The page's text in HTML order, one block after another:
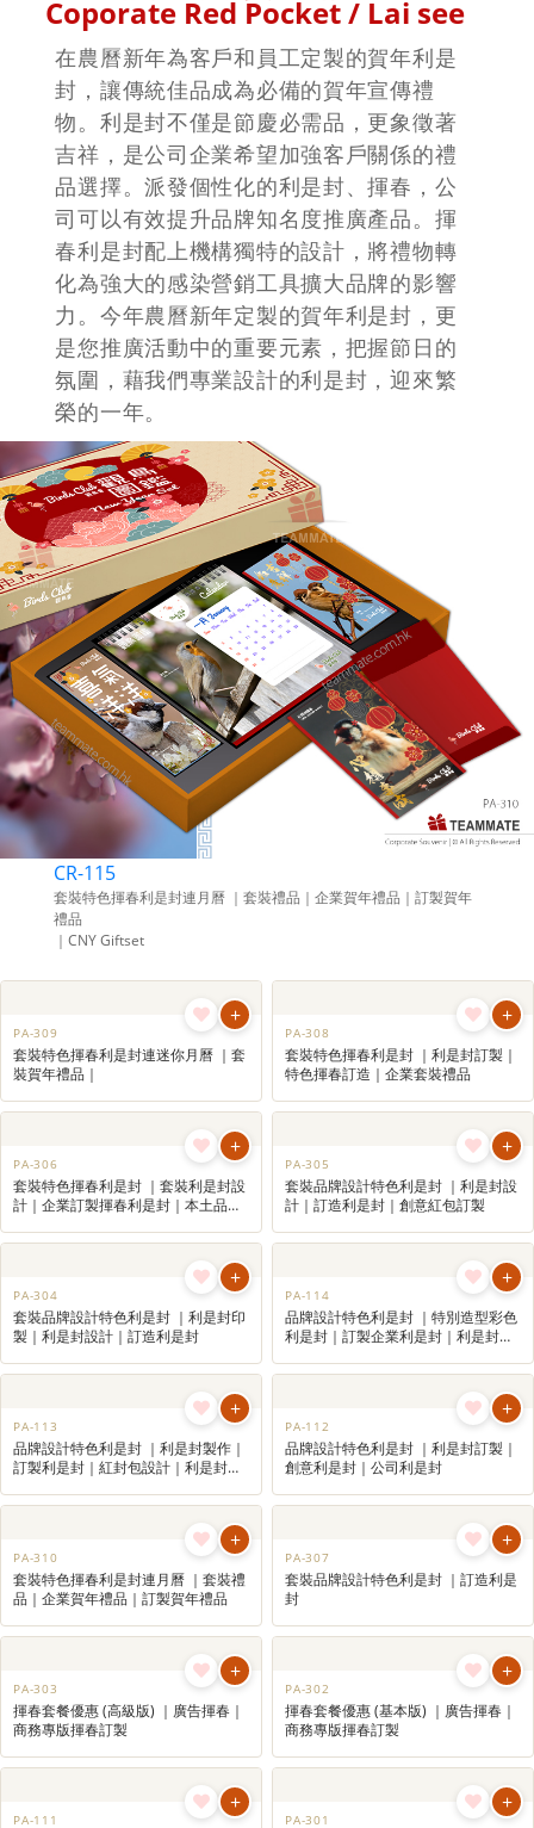
迷你拼圖形座枱曆 迷你座枱曆連便條座
+
CR-116
座枱月曆連便條座 ｜專業月曆印製服
務｜香港月曆印刷
CR-115
座枱月曆連便條座 ｜企業禮品月曆｜
專業月曆印製服務
訂購公司 賀年利是封
Coporate Red Pocket / Lai see
在農曆新年為客戶和員工定製的賀年利是
封，讓傳統佳品成為必備的賀年宣傳禮
物。利是封不僅是節慶必需品，更象徵著
吉祥，是公司企業希望加強客戶關係的禮
品選擇。派發個性化的利是封、揮春，公
司可以有效提升品牌知名度推廣產品。揮
春利是封配上機構獨特的設計，將禮物轉
化為強大的感染營銷工具擴大品牌的影響
力。今年農曆新年定製的賀年利是封，更
是您推廣活動中的重要元素，把握節日的
氛圍，藉我們專業設計的利是封，迎來繁
榮的一年。
CR-115
套裝特色揮春利是封連月曆 ｜套裝禮品｜企業賀年禮品｜訂製賀年
禮品
+
PA-309
套裝特色揮春利是封連迷你月曆 ｜套
+
PA-308
套裝特色揮春利是封 ｜利是封訂製｜
+
PA-306
套裝特色揮春利是封 ｜套裝利是封設
計｜企業訂製揮春利是封｜本土品牌
+
PA-305
套裝品牌設計特色利是封 ｜利是封設
+
PA-304
套裝品牌設計特色利是封 ｜利是封印
+
PA-114
品牌設計特色利是封 ｜特別造型彩色
利是封｜訂製企業利是封｜利是封印
+
PA-113
品牌設計特色利是封 ｜利是封製作｜
訂製利是封｜紅封包設計｜利是封印
+
PA-112
品牌設計特色利是封 ｜利是封訂製｜